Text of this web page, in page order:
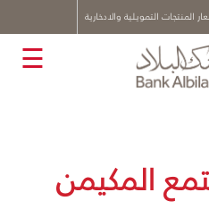
المنتجات التمويلية والادخارية x☰
المكيمن